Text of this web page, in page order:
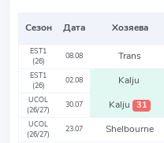
Сезон Дата Хозяева
EST1
(26)
08.08 Trans
EST1
(26)
02.08 Kalju
UCOL
(26/27)
30.07 Kalju 31
UCOL
(26/27)
23.07 Shelbourne